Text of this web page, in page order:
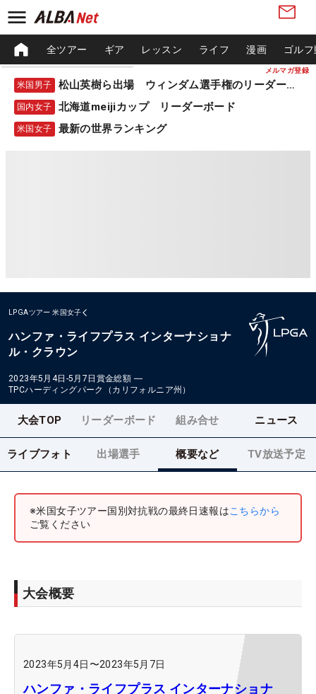
メルマガ登録
全ツアー ギア レッスン ライフ 漫画 ゴル
米国男子 松山英樹ら出場 ウィンダム選手権のリーダーボード
国内女子 北海道meijiカップ リーダーボード
米国女子 最新の世界ランキング
LPGAツアー 米国女子
ハンファ・ライフプラス インターナショナ
ル・クラウン
2023年5月4日-5月7日 賞金総額 ―
TPCハーディングパーク（カリフォルニア州）
大会TOP リーダーボード 組み合せ ニュース
ライブフォト 出場選手 概要など TV放送予定
※米国女子ツアー国別対抗戦の最終日速報はこちらから
ご覧ください
大会概要
2023年5月4日 〜2023年5月7日
ハンファ・ライフプラス インターナショナ